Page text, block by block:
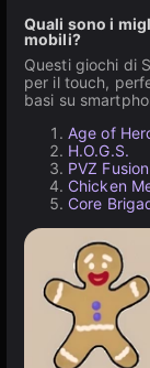
Quali sono i
mobili?
Questi giochi di
per il touch,
basi su
Age of
H.O.G.S.
PVZ
Chicken
Core